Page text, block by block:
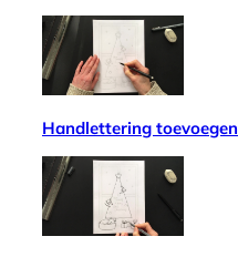
Handlettering toevoegen